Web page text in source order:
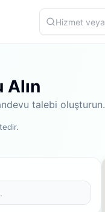
talebi oluşturun.
.